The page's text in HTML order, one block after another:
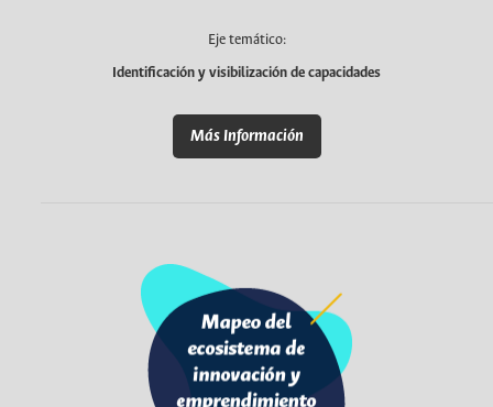
Eje temático:
Identificación y visibilización de capacidades
Más Información